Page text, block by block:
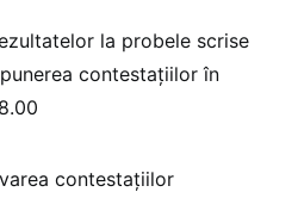
la probele scrise
contestațiilor în
contestațiilor